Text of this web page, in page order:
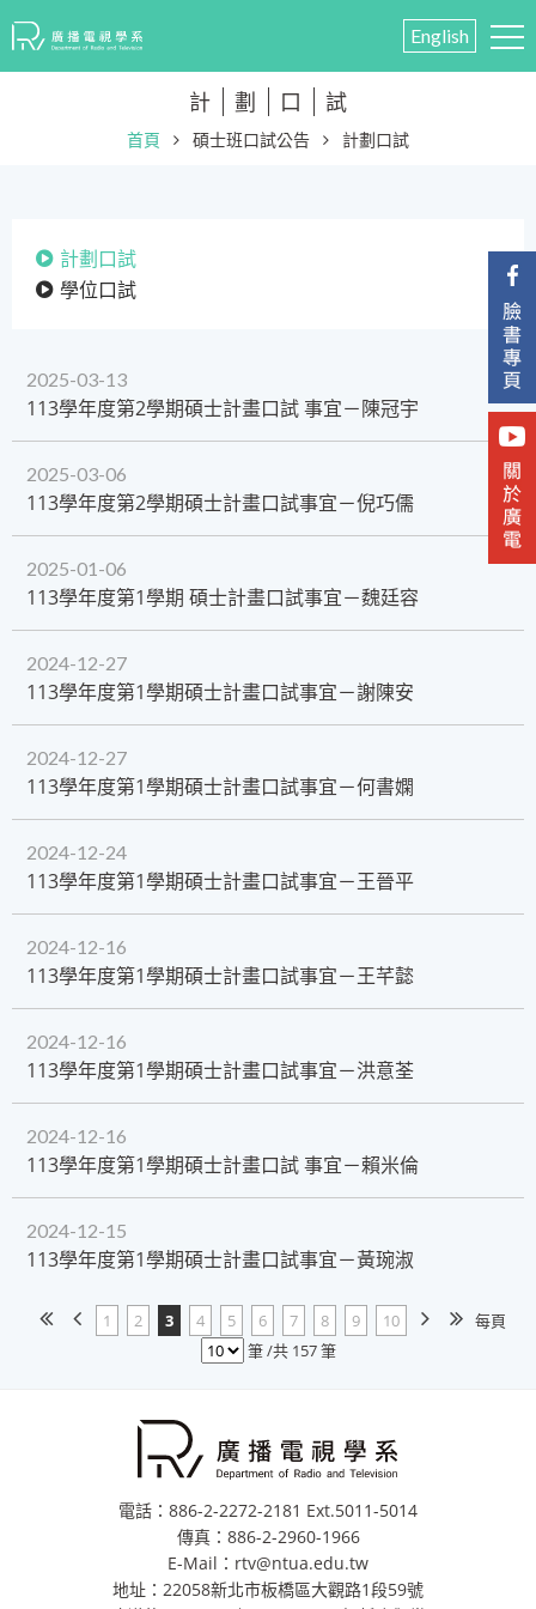
English
計 劃 口 試
首頁 碩士班口試公告 計劃口試
計劃口試
學位口試
2025-03-13
​113學年度第2學期碩士計畫口試 事宜－陳冠宇
2025-03-06
113學年度第2學期碩士計畫口試事宜－倪巧儒
2025-01-06
113學年度第1學期 碩士計畫口試事宜－魏廷容
2024-12-27
​113學年度第1學期碩士計畫口試事宜－謝陳安
2024-12-27
​113學年度第1學期碩士計畫口試事宜－何書嫻
2024-12-24
113學年度第1學期碩士計畫口試事宜－王晉平
2024-12-16
113學年度第1學期碩士計畫口試事宜－王芊懿
2024-12-16
113學年度第1學期碩士計畫口試事宜－洪意荃
2024-12-16
113學年度第1學期碩士計畫口試 事宜－賴米倫
2024-12-15
113學年度第1學期碩士計畫口試事宜－黃琬淑
1 2 3 4 5 6 7 8 9 10
每頁
筆 /共 157 筆
電話：886-2-2272-2181 Ext.5011-5014
傳真：886-2-2960-1966
E-Mail：rtv@ntua.edu.tw
地址：22058新北市板橋區大觀路1段59號